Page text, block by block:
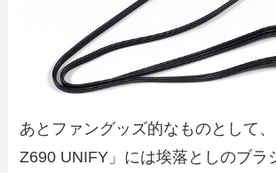
あとファングッズ的なものとして
Z690 UNIFY」には埃落としのブラ